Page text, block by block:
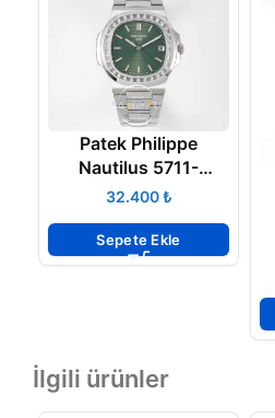
Patek Philippe
Nautilus 5711-
1300A-001 Green
Eta
₺
Sepete Ekle
İlgili ürünler